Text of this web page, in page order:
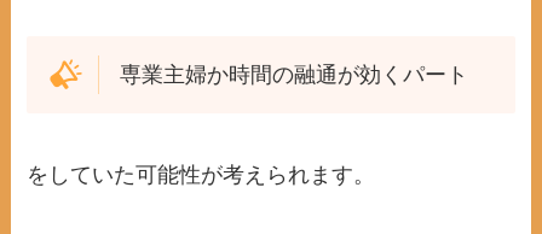
専業主婦か時間の融通が効くパート
をしていた可能性が考えられます。